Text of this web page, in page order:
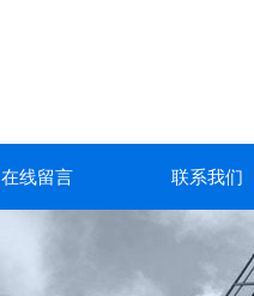
在线留言 联系我们